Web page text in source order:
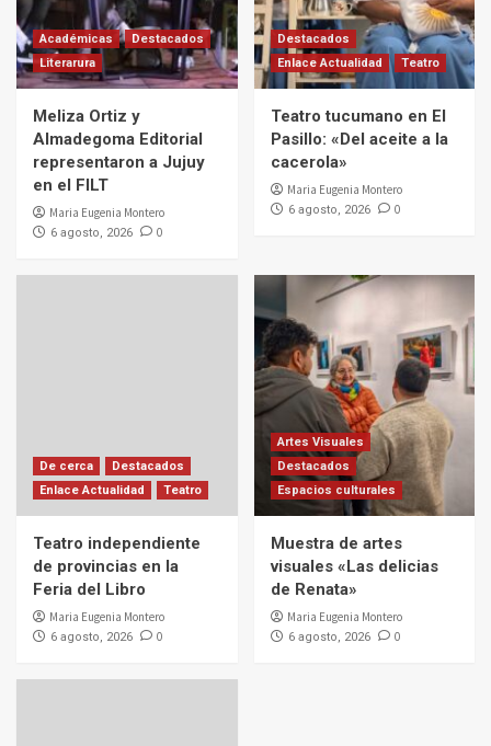
Académicas
Destacados
Literarura
Meliza Ortiz y
Almadegoma Editorial
representaron a Jujuy
en el FILT
Maria Eugenia Montero
6 agosto, 2026 0
Destacados
Enlace Actualidad
Teatro
Teatro tucumano en El
Pasillo: «Del aceite a la
cacerola»
Maria Eugenia Montero
6 agosto, 2026 0
De cerca
Destacados
Enlace Actualidad
Teatro
Teatro independiente
de provincias en la
Feria del Libro
Maria Eugenia Montero
6 agosto, 2026 0
Artes Visuales
Destacados
Espacios culturales
Muestra de artes
visuales «Las delicias
de Renata»
Maria Eugenia Montero
6 agosto, 2026 0